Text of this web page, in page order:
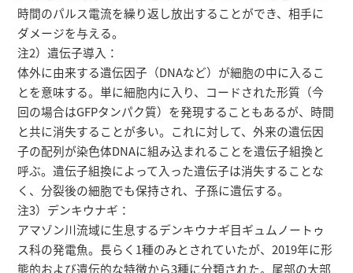
時間のパルス電流を繰り返し放出することができ、相手に
ダメージを与える。
注2）遺伝子導入：
体外に由来する遺伝因子（DNAなど）が細胞の中に入るこ
とを意味する。単に細胞内に入り、コードされた形質（今
回の場合はGFPタンパク質）を発現することもあるが、時間
と共に消失することが多い。これに対して、外来の遺伝因
子の配列が染色体DNAに組み込まれることを遺伝子組換と
呼ぶ。遺伝子組換によって入った遺伝子は消失することな
く、分裂後の細胞でも保持され、子孫に遺伝する。
注3）デンキウナギ：
アマゾン川流域に生息するデンキウナギ目ギュムノートゥ
ス科の発電魚。長らく1種のみとされていたが、2019年に形
態的および遺伝的な特徴から3種に分類された。尾部の大部